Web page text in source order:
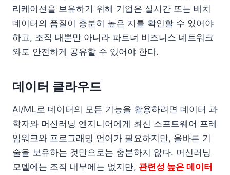
리케이션을 보유하기 위해 기업은 실시간 또는 배치
데이터의 품질이 충분히 높은 지를 확인할 수 있어야
하고, 조직 내뿐만 아니라 파트너 비즈니스 네트워크
와도 안전하게 공유할 수 있어야 한다.
데이터 클라우드
AI/ML로 데이터의 모든 기능을 활용하려면 데이터 과
학자와 머신러닝 엔지니어에게 최신 소프트웨어 프레
임워크와 프로그래밍 언어가 필요하지만, 올바른 기
술을 보유하는 것만으로는 충분하지 않다. 머신러닝
모델에는 조직 내부에는 없지만, 관련성 높은 데이터